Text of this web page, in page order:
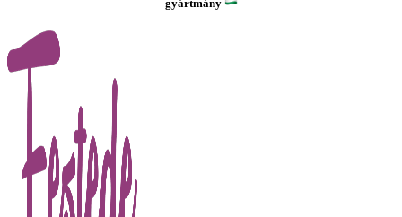
gyártmány